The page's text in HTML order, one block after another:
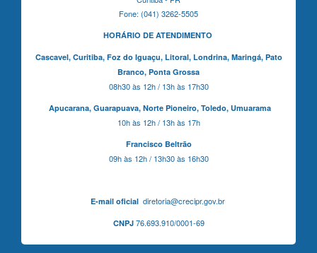
Fone: (041) 3262-5505
HORÁRIO DE ATENDIMENTO
Cascavel, Curitiba,Foz do Iguaçu, Litoral, Londrina, Maringá, Pato
Branco, Ponta Grossa
08h30 às 12h / 13h às 17h30
Apucarana, Guarapuava, Norte Pioneiro, Toledo, Umuarama
10h às 12h / 13h às 17h
Francisco Beltrão
09h às 12h / 13h30 às 16h30
E-mail oficialdiretoria@crecipr.gov.br
CNPJ76.693.910/0001-69